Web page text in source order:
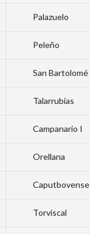
Palazuelo
Peleño
San Bartolomé
Talarrubias
Campanario I
Orellana
Caputbovense
Torviscal